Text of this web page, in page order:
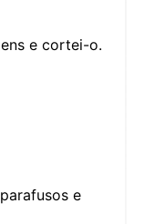
e cortei-o.
e